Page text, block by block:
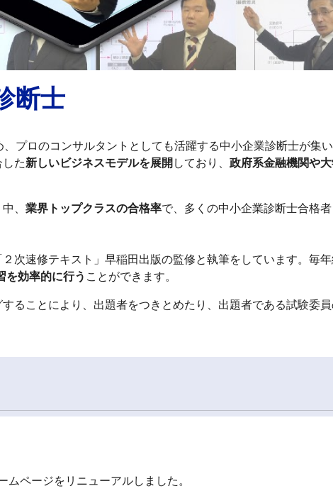
断士
プロのコンサルタントとしても活躍する中小企業診断士が集
た新しいビジネスモデルを展開しており、 政府系金融機関や
、 業界トップクラスの合格率で、多くの中小企業診断士合格者
２次速修テキスト」早稲田出版の監修と執筆をしています。毎
を効率的に行う ことができます。
ることにより、出題者をつきとめたり、出題者である試験委
ムページをリニューアルしました。